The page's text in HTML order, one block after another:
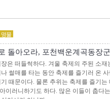
명물
돌아오라, 포천백운계곡동장군
은 떠들썩하다. 겨울 축제의 주된 소
썰매를 타는 동안 축제를 즐기러 온
때문이다. 물론 추위는 축제를 즐기
이러니하기도 하다. 많은 이들이 춥다